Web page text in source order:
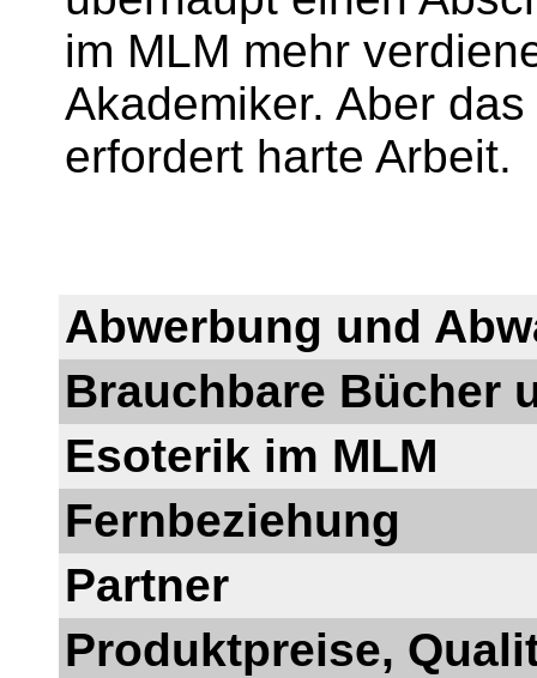
im MLM mehr
Akademiker. Aber
erfordert harte Arbeit.
Abwerbung und
Brauchbare Bücher
Esoterik im MLM
Fernbeziehung
Partner
Produktpreise,